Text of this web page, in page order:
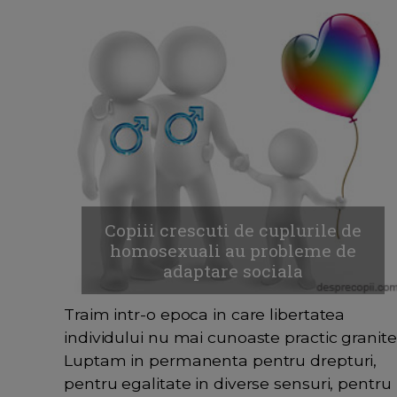
Copiii crescuti de cuplurile de
homosexuali au probleme de
adaptare sociala
Traim intr-o epoca in care libertatea
individului nu mai cunoaste practic
Luptam in permanenta pentru drepturi,
pentru egalitate in diverse sensuri, pentru